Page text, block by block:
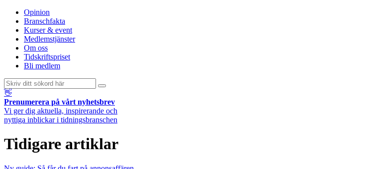
Opinion
Branschfakta
Kurser & event
Medlemstjänster
Om oss
Tidskriftspriset
Bli medlem
👋
Prenumerera på vårt nyhetsbrev
Vi ger dig aktuella, inspirerande och
nyttiga inblickar i tidningsbranschen
Tidigare artiklar